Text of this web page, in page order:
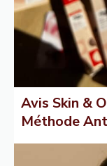
Avis Skin &
Méthode